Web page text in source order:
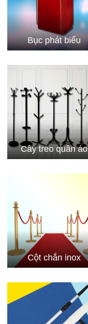
Bục phát biểu
Cây treo quần áo
Cột chắn inox